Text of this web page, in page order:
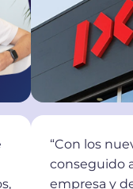
“Con los
conseguido
empresa y